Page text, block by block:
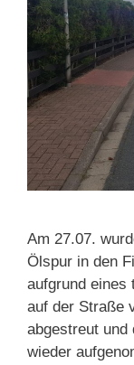
Am 27.07.
Ölspur in den
aufgrund eines
auf der Straße
abgestreut und
wieder